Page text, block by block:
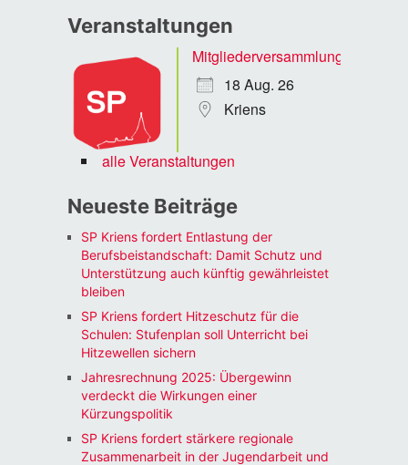
Veranstaltungen
Mitgliederversammlung
18 Aug. 26
Kriens
alle Veranstaltungen
Neueste Beiträge
SP Kriens fordert Entlastung der
Berufsbeistandschaft: Damit Schutz und
Unterstützung auch künftig gewährleistet
bleiben
SP Kriens fordert Hitzeschutz für die
Schulen: Stufenplan soll Unterricht bei
Hitzewellen sichern
Jahresrechnung 2025: Übergewinn
verdeckt die Wirkungen einer
Kürzungspolitik
SP Kriens fordert stärkere regionale
Zusammenarbeit in der Jugendarbeit und